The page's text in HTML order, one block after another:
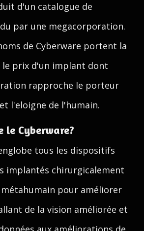
d'un catalogue de
par une megacorporation.
de Cyberware portent la
prix d'un implant dont
rapproche le porteur
l'eloigne de l'humain.
le Cyberware?
tous les dispositifs
implantés chirurgicalement
pour améliorer
de la vision améliorée et